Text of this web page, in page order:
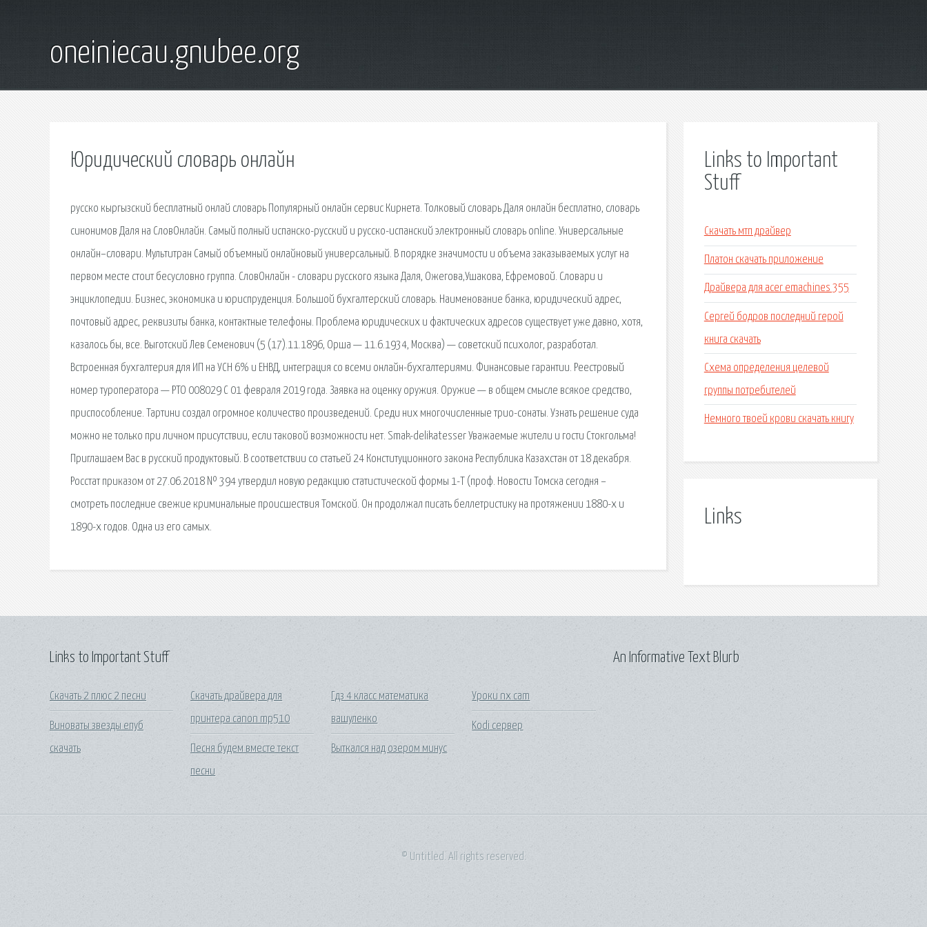
oneiniecau.gnubee.org
Юридический словарь онлайн
русско кыргызский бесплатный онлай словарь Популярный онлайн сервис Кирнета. Толковый словарь Даля онлайн бесплатно, словарь
синонимов Даля на СловОнлайн. Самый полный испанско-русский и русско-испанский электронный словарь online. Универсальные
онлайн–словари. Мультитран Самый объемный онлайновый универсальный. В порядке значимости и объема заказываемых услуг на
первом месте стоит бесусловно группа. СловОнлайн - словари русского языка Даля, Ожегова,Ушакова, Ефремовой. Словари и
энциклопедии. Бизнес, экономика и юриспруденция. Большой бухгалтерский словарь. Наименование банка, юридический адрес,
почтовый адрес, реквизиты банка, контактные телефоны. Проблема юридических и фактических адресов существует уже давно, хотя,
казалось бы, все. Выготский Лев Семенович (5 (17).11.1896, Орша — 11.6.1934, Москва) — советский психолог, разработал.
Встроенная бухгалтерия для ИП на УСН 6% и ЕНВД, интеграция со всеми онлайн-бухгалтериями. Финансовые гарантии. Реестровый
номер туроператора — РТО 008029 С 01 февраля 2019 года. Заявка на оценку оружия. Оружие — в общем смысле всякое средство,
приспособление. Тартини создал огромное количество произведений. Среди них многочисленные трио-сонаты. Узнать решение суда
можно не только при личном присутствии, если таковой возможности нет. Smak-delikatesser Уважаемые жители и гости Стокгольма!
Приглашаем Вас в русский продуктовый. В соответствии со статьей 24 Конституционного закона Республика Казахстан от 18 декабря.
Росстат приказом от 27.06.2018 № 394 утвердил новую редакцию статистической формы 1-Т (проф. Новости Томска сегодня –
смотреть последние свежие криминальные происшествия Томской. Он продолжал писать беллетристику на протяжении 1880-х и
1890-х годов. Одна из его самых.
Links to Important
Stuff
Скачать мтп драйвер
Платон скачать приложение
Драйвера для acer emachines 355
Сергей бодров последний герой
книга скачать
Схема определения целевой
группы потребителей
Немного твоей крови скачать книгу
Links
Links to Important Stuff
Скачать 2 плюс 2 песни
Виноваты звезды епуб
скачать
Скачать драйвера для
принтера canon mp510
Песня будем вместе текст
песни
Гдз 4 класс математика
вашуленко
Выткался над озером минус
Уроки nx cam
Kodi сервер
An Informative Text Blurb
© Untitled. All rights reserved.